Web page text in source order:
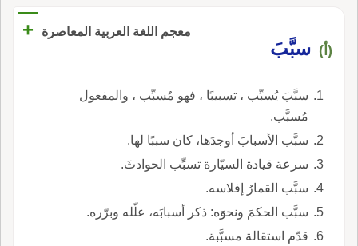
معجم اللغة العربية المعاصرة +
(أ) سبَّبَ
سبَّبَ يُسبِّب ، تسبيبًا ، فهو مُسبِّب ، والمفعول
مُسبَّب.
سبَّب الأسبابَ أوجدَها، كان سببًا لها.
سرعة قيادة السيّارة تسبِّب الحوادثَ.
سبَّب القمارُ إفلاسه.
سبَّب الحكمَ ونحوَه: ذكر أسبابَه، علّله وبرّره.
قدّم استقالة مسبَّبة.